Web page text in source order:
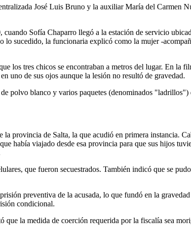
José Luis Bruno y la auxiliar María del Carmen
Sofía Chaparro llegó a la estación de servicio
sucedido, la funcionaria explicó como la mujer -
los tres chicos se encontraban a metros del lugar. En la
uno de sus ojos aunque la lesión no resultó de gravedad.
polvo blanco y varios paquetes (denominados
provincia de Salta, la que acudió en primera instancia.
había viajado desde esa provincia para que sus hijos
que fueron secuestrados. También indicó que se
preventiva de la acusada, lo que fundó en la
condicional.
la medida de coerción requerida por la fiscalía sea